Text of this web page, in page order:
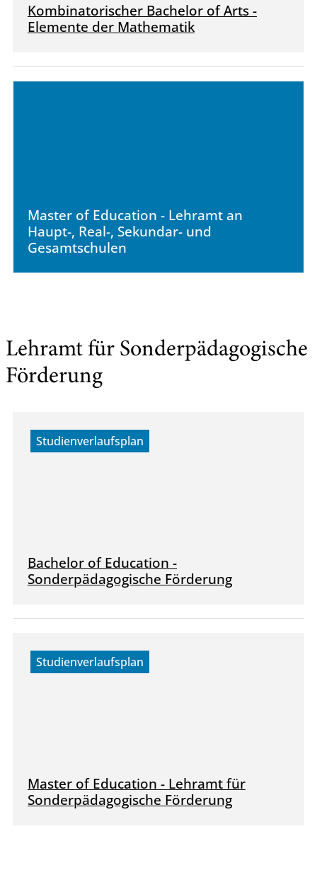
Kombinatorischer Bachelor of Arts -
Elemente der Mathematik
Master of Education - Lehramt an
Haupt-, Real-, Sekundar- und
Gesamtschulen
Lehramt für Sonderpädagogische
Förderung
Studienverlaufsplan
Bachelor of Education -
Sonderpädagogische Förderung
Studienverlaufsplan
Master of Education - Lehramt für
Sonderpädagogische Förderung